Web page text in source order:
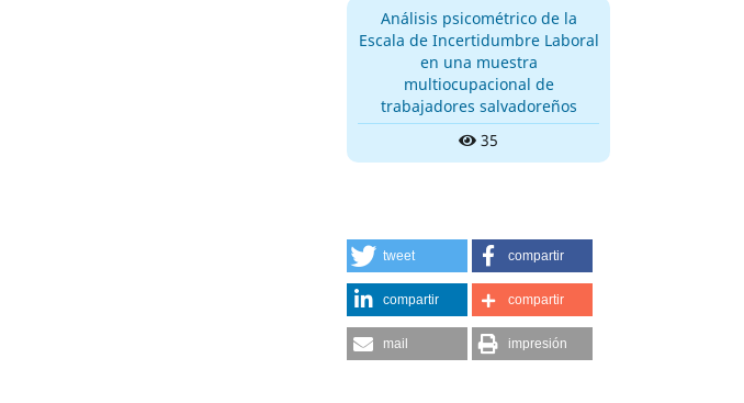
Análisis psicométrico de la
Escala de Incertidumbre Laboral
en una muestra
multiocupacional de
trabajadores salvadoreños
35
tweet compartir
compartir compartir
mail impresión